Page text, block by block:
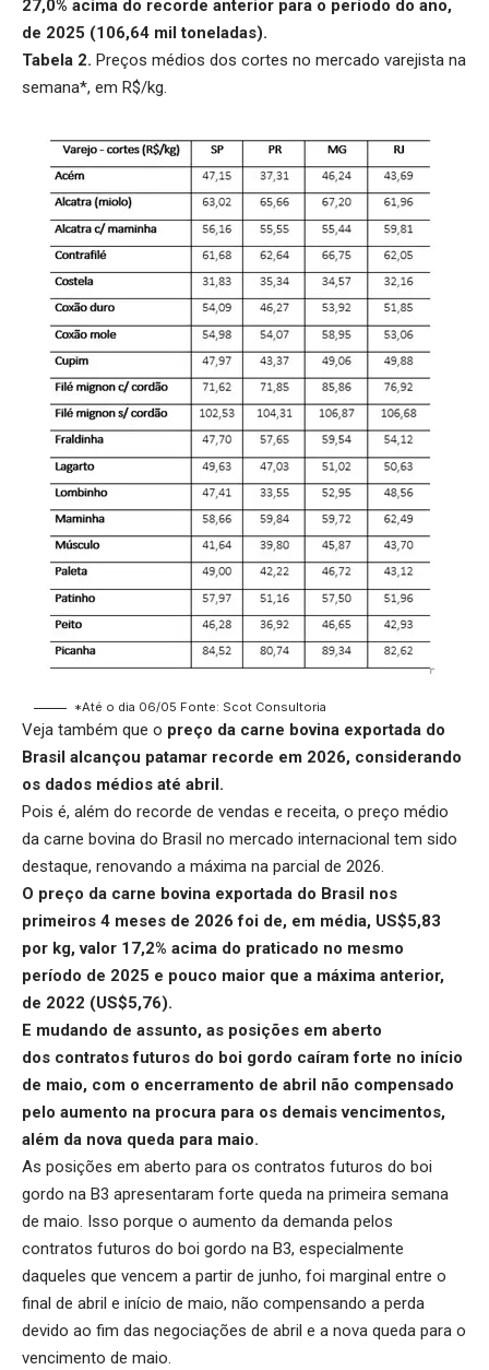
27,0% acima do recorde anterior para o período do ano,
de 2025 (106,64 mil toneladas).
Tabela 2. Preços médios dos cortes no mercado varejista na
semana*, em R$/kg.
*Até o dia 06/05 Fonte: Scot Consultoria
Veja também que o preço da carne bovina exportada do
Brasil alcançou patamar recorde em 2026, considerando
os dados médios até abril.
Pois é, além do recorde de vendas e receita, o preço médio
da carne bovina do Brasil no mercado internacional tem sido
destaque, renovando a máxima na parcial de 2026.
O preço da carne bovina exportada do Brasil nos
primeiros 4 meses de 2026 foi de, em média, US$5,83
por kg, valor 17,2% acima do praticado no mesmo
período de 2025 e pouco maior que a máxima anterior,
de 2022 (US$5,76).
E mudando de assunto, as posições em aberto
dos contratos futuros do boi gordo caíram forte no início
de maio, com o encerramento de abril não compensado
pelo aumento na procura para os demais vencimentos,
além da nova queda para maio.
As posições em aberto para os contratos futuros do boi
gordo na B3 apresentaram forte queda na primeira semana
de maio. Isso porque o aumento da demanda pelos
contratos futuros do boi gordo na B3, especialmente
daqueles que vencem a partir de junho, foi marginal entre o
final de abril e início de maio, não compensando a perda
devido ao fim das negociações de abril e a nova queda para o
vencimento de maio.